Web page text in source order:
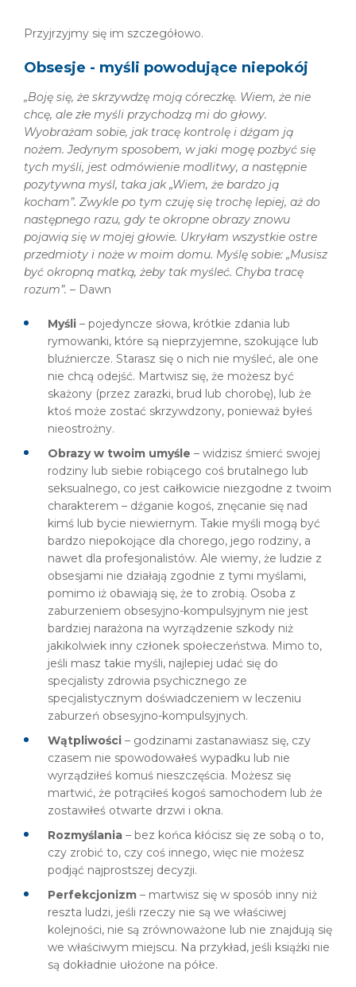
Przyjrzyjmy się im szczegółowo.
Obsesje - myśli powodujące niepokój
„Boję się, że skrzywdzę moją córeczkę. Wiem, że nie
chcę, ale złe myśli przychodzą mi do głowy.
Wyobrażam sobie, jak tracę kontrolę i dźgam ją
nożem. Jedynym sposobem, w jaki mogę pozbyć się
tych myśli, jest odmówienie modlitwy, a następnie
pozytywna myśl, taka jak „Wiem, że bardzo ją
kocham”. Zwykle po tym czuję się trochę lepiej, aż do
następnego razu, gdy te okropne obrazy znowu
pojawią się w mojej głowie. Ukryłam wszystkie ostre
przedmioty i noże w moim domu. Myślę sobie: „Musisz
być okropną matką, żeby tak myśleć. Chyba tracę
rozum”. – Dawn
Myśli – pojedyncze słowa, krótkie zdania lub
rymowanki, które są nieprzyjemne, szokujące lub
bluźniercze. Starasz się o nich nie myśleć, ale one
nie chcą odejść. Martwisz się, że możesz być
skażony (przez zarazki, brud lub chorobę), lub że
ktoś może zostać skrzywdzony, ponieważ byłeś
nieostrożny.
Obrazy w twoim umyśle – widzisz śmierć swojej
rodziny lub siebie robiącego coś brutalnego lub
seksualnego, co jest całkowicie niezgodne z twoim
charakterem – dźganie kogoś, znęcanie się nad
kimś lub bycie niewiernym. Takie myśli mogą być
bardzo niepokojące dla chorego, jego rodziny, a
nawet dla profesjonalistów. Ale wiemy, że ludzie z
obsesjami nie działają zgodnie z tymi myślami,
pomimo iż obawiają się, że to zrobią. Osoba z
zaburzeniem obsesyjno-kompulsyjnym nie jest
bardziej narażona na wyrządzenie szkody niż
jakikolwiek inny członek społeczeństwa. Mimo to,
jeśli masz takie myśli, najlepiej udać się do
specjalisty zdrowia psychicznego ze
specjalistycznym doświadczeniem w leczeniu
zaburzeń obsesyjno-kompulsyjnych.
Wątpliwości – godzinami zastanawiasz się, czy
czasem nie spowodowałeś wypadku lub nie
wyrządziłeś komuś nieszczęścia. Możesz się
martwić, że potrąciłeś kogoś samochodem lub że
zostawiłeś otwarte drzwi i okna.
Rozmyślania – bez końca kłócisz się ze sobą o to,
czy zrobić to, czy coś innego, więc nie możesz
podjąć najprostszej decyzji.
Perfekcjonizm – martwisz się w sposób inny niż
reszta ludzi, jeśli rzeczy nie są we właściwej
kolejności, nie są zrównoważone lub nie znajdują się
we właściwym miejscu. Na przykład, jeśli książki nie
są dokładnie ułożone na półce.